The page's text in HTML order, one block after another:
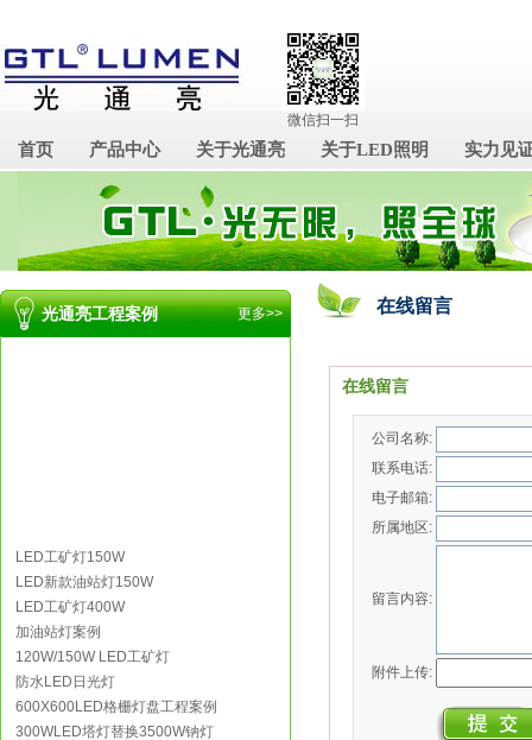
微信扫一扫
首页 产品中心 关于光通亮 关于LED照明 实力见
光通亮工程案例 更多>>
LED工矿灯150W
LED新款油站灯150W
LED工矿灯400W
加油站灯案例
120W/150W LED工矿灯
防水LED日光灯
600X600LED格栅灯盘工程案例
300WLED塔灯替换3500W钠灯
在线留言
在线留言
公司名称:
联系电话:
电子邮箱:
所属地区:
留言内容:
附件上传: